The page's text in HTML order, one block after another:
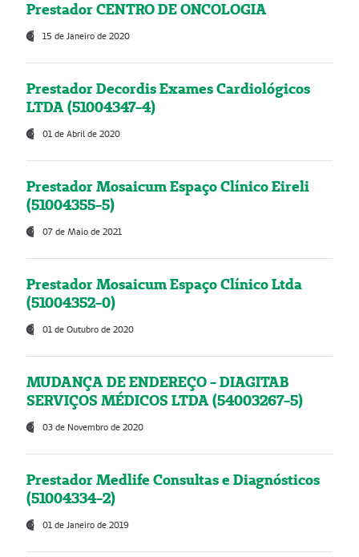
Prestador CENTRO DE ONCOLOGIA
15 de Janeiro de 2020
Prestador Decordis Exames Cardiológicos
LTDA (51004347-4)
01 de Abril de 2020
Prestador Mosaicum Espaço Clínico Eireli
(51004355-5)
07 de Maio de 2021
Prestador Mosaicum Espaço Clínico Ltda
(51004352-0)
01 de Outubro de 2020
MUDANÇA DE ENDEREÇO - DIAGITAB
SERVIÇOS MÉDICOS LTDA (54003267-5)
03 de Novembro de 2020
Prestador Medlife Consultas e Diagnósticos
(51004334-2)
01 de Janeiro de 2019